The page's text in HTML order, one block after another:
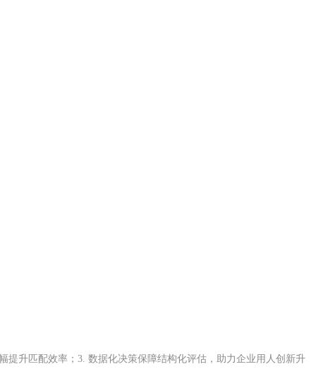
升匹配效率；3. 数据化决策保障结构化评估，助力企业用人创新升